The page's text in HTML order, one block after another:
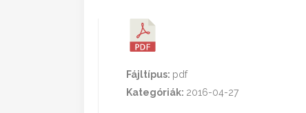
Fájltípus: pdf
Kategóriák: 2016-04-27